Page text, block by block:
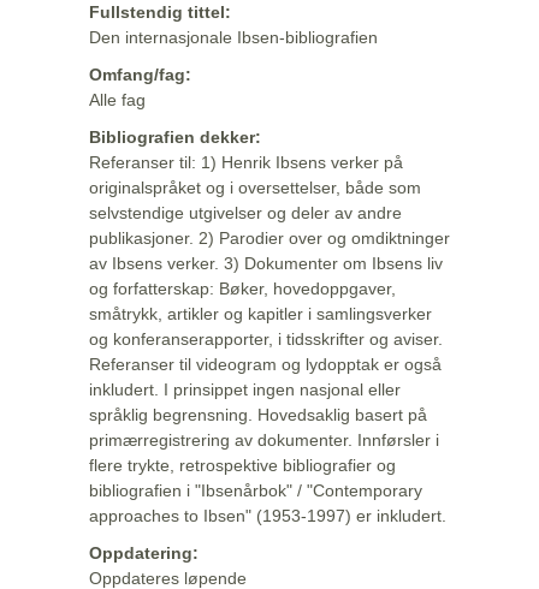
Fullstendig tittel:
Den internasjonale Ibsen-bibliografien
Omfang/fag:
Alle fag
Bibliografien dekker:
Referanser til: 1) Henrik Ibsens verker på
originalspråket og i oversettelser, både som
selvstendige utgivelser og deler av andre
publikasjoner. 2) Parodier over og omdiktninger
av Ibsens verker. 3) Dokumenter om Ibsens liv
og forfatterskap: Bøker, hovedoppgaver,
småtrykk, artikler og kapitler i samlingsverker
og konferanserapporter, i tidsskrifter og aviser.
Referanser til videogram og lydopptak er også
inkludert. I prinsippet ingen nasjonal eller
språklig begrensning. Hovedsaklig basert på
primærregistrering av dokumenter. Innførsler i
flere trykte, retrospektive bibliografier og
bibliografien i "Ibsenårbok" / "Contemporary
approaches to Ibsen" (1953-1997) er inkludert.
Oppdatering:
Oppdateres løpende